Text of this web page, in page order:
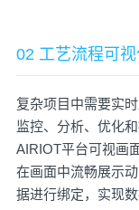
02 工艺流程可
复杂项目中需要实
监控、分析、优化和
AIRIOT平台可视画
在画面中流畅展示
据进行绑定，实现